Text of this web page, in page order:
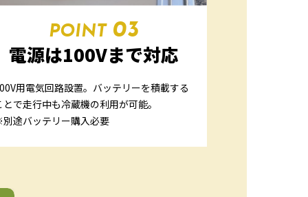
POINT 03
電源は100Vまで対応
用電気回路設置。バッテリーを積載する
とで走行中も冷蔵機の利用が可能。
途バッテリー購入必要